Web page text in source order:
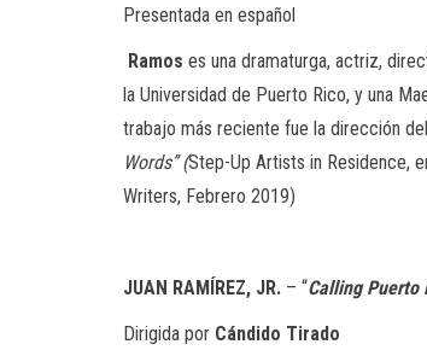
Presentada en español
Ramos es una dramaturga, actriz,
la Universidad de Puerto Rico, y una
trabajo más reciente fue la dirección
Words” (Step-Up Artists in Residence,
Writers, Febrero 2019)
JUAN RAMÍREZ, JR. – “Calling Puerto
Dirigida por Cándido Tirado